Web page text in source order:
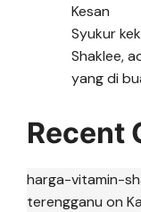
Kesan
Syukur
Shaklee,
yang di
Recent
harga-vitamin-
terengganu on